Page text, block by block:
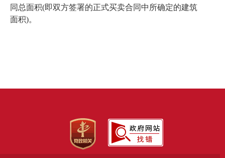
同总面积(即双方签署的正式买卖合同中所确定的建筑
面积)。